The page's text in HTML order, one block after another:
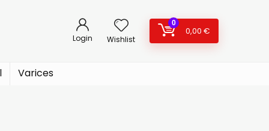
Login Wishlist
0
0,00 €
Varices